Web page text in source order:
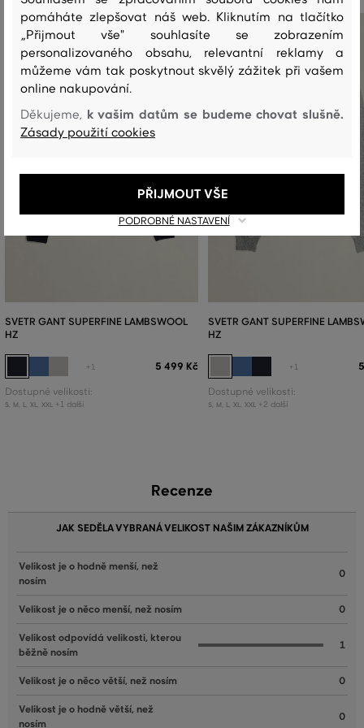
SVETR GANT SUPERFINE LAMBSWOOL
HZ
+1 5 499 Kč
Dostupné velikosti:
S M L XL XXL +1 další
SVETR GANT SUPERFINE
HZ
+1
Dostupné velikosti:
S M L XL XXL +2 další
Recenze
JAK SEDĚLA VYBRANÁ VELIKOST NAŠIM ZÁKAZNÍKŮM
Velikost je o hodně menší, než
nosím
0
Velikost je o něco menší, než nosím 0
Velikost odpovídá velikosti, kterou
běžně nosím
1
Velikost je o něco větší, než nosím 0
Velikost je o hodně větší, než
nosím
0
pomáháte zlepšovat náš web. Kliknutím na tlačítko
„Přijmout vše" souhlasíte se zobrazením
personalizovaného obsahu, relevantní reklamy a
můžeme vám tak poskytnout skvělý zážitek při vašem
online nakupování.
Děkujeme, k vašim datům se budeme chovat slušně.
Zásady použití cookies
PODROBNÉ NASTAVENÍ
PŘIJMOUT VŠE